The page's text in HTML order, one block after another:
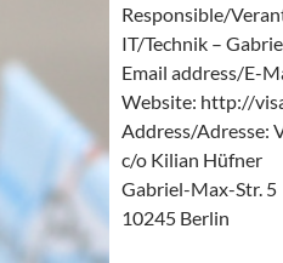
Responsible/
IT/Technik –
Email address/E-
Website: http://
Address/Adresse:
c/o Kilian Hüfner
Gabriel-Max-Str. 5
10245 Berlin